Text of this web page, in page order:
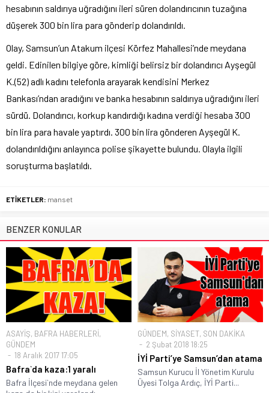
hesabının saldırıya uğradığını ileri süren dolandırıcının tuzağına
düşerek 300 bin lira para gönderip dolandırıldı.
Olay, Samsun’un Atakum ilçesi Körfez Mahallesi’nde meydana
geldi. Edinilen bilgiye göre, kimliği belirsiz bir dolandırıcı Ayşegül
K.(52) adlı kadını telefonla arayarak kendisini Merkez
Bankası’ndan aradığını ve banka hesabının saldırıya uğradığını ileri
sürdü. Dolandırıcı, korkup kandırdığı kadına verdiği hesaba 300
bin lira para havale yaptırdı. 300 bin lira gönderen Ayşegül K.
dolandırıldığını anlayınca polise şikayette bulundu. Olayla ilgili
soruşturma başlatıldı.
ETİKETLER: manset
BENZER KONULAR
ASAYİŞ, BAFRA HABERLERİ,
GÜNDEM
18 Aralık 2017 17:05
Bafra`da kaza:1 yaralı
Bafra İlçesi`nde meydana gelen
GÜNDEM, SİYASET, SON DAKİKA
2 Şubat 2018 18:25
İYİ Parti’ye Samsun’dan atama
Samsun Kurucu İl Yönetim Kurulu
Üyesi Tolga Ardıç, İYİ Parti...